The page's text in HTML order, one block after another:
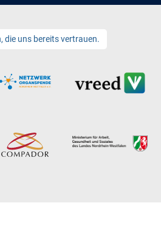
die uns bereits vertrauen.